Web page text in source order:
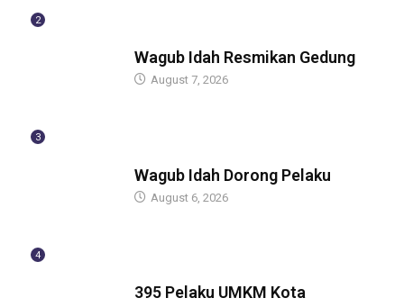
2
Wagub Idah Resmikan Gedung
August 7, 2026
3
Wagub Idah Dorong Pelaku
August 6, 2026
4
395 Pelaku UMKM Kota